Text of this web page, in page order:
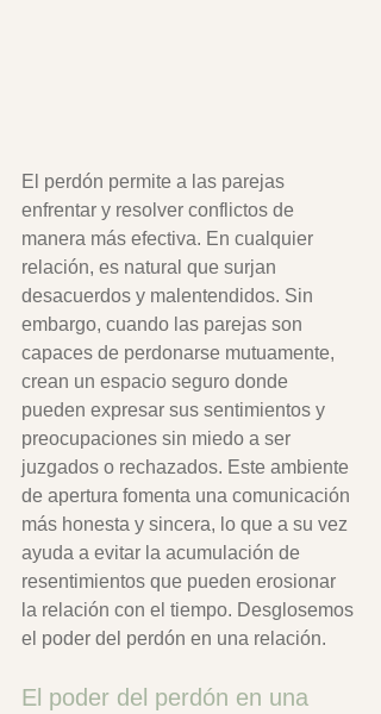
El perdón permite a las parejas
enfrentar y resolver conflictos de
manera más efectiva. En cualquier
relación, es natural que surjan
desacuerdos y malentendidos. Sin
embargo, cuando las parejas son
capaces de perdonarse mutuamente,
crean un espacio seguro donde
pueden expresar sus sentimientos y
preocupaciones sin miedo a ser
juzgados o rechazados. Este ambiente
de apertura fomenta una comunicación
más honesta y sincera, lo que a su vez
ayuda a evitar la acumulación de
resentimientos que pueden erosionar
la relación con el tiempo. Desglosemos
el poder del perdón en una relación.
El poder del perdón en una